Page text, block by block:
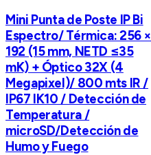
Mini Punta de Poste IP Bi
Espectro/ Térmica: 256 ×
192 (15 mm, NETD ≤35
mK) + Óptico 32X (4
Megapixel)/ 800 mts IR /
IP67 IK10 / Detección de
Temperatura /
microSD/Detección de
Humo y Fuego